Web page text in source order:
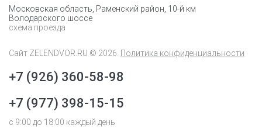
Московская область, Раменский район, 10-й км
Володарского шоссе
схема проезда
Сайт ZELENDVOR.RU © 2026. Политика конфиденциальности
+7 (926) 360-58-98
+7 (977) 398-15-15
с 9:00 до 18:00 каждый день